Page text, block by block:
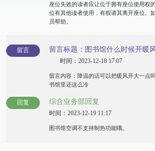
座位失效的读者应让位于拥有座位使用权
位有其他读者使用，有权请其离开座位。
员帮助。
留言 留言标题：图书馆什么时候开暖
时间：2023-12-18 17:07
留言内容：降温的话可以把暖风开大一点
书馆里还这么冷
回复 综合业务部回复
时间：2023-12-19 11:17
图书馆空调不支持制热功能哦。